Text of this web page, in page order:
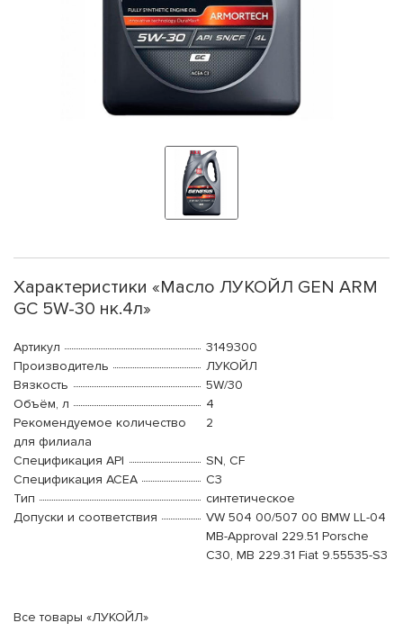
Характеристики «Масло ЛУКОЙЛ GEN ARM
GC 5W-30 нк.4л»
Артикул
3149300
Производитель
ЛУКОЙЛ
Вязкость
5W/30
Объём, л
4
Рекомендуемое количество
для филиала
2
Спецификация API
SN, CF
Спецификация ACEA
C3
Тип
синтетическое
Допуски и соответствия
VW 504 00/507 00 BMW LL-04
MB-Approval 229.51 Porsche
C30, MB 229.31 Fiat 9.55535-S3
Все товары «ЛУКОЙЛ»